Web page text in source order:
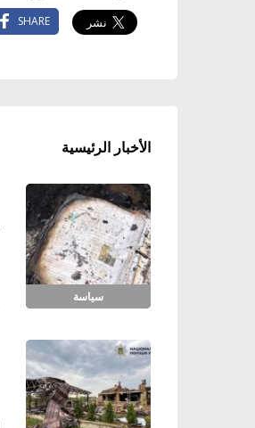
SHARE
الأخبار الرئيسية
سياسة